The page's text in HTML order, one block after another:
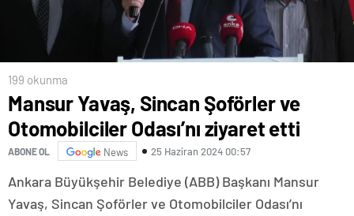
199 okunma
Mansur Yavaş, Sincan Şoförler ve
Otomobilciler Odası’nı ziyaret etti
ABONE OL News 25 Haziran 2024 00:57
Ankara Büyükşehir Belediye (ABB) Başkanı Mansur
Yavaş, Sincan Şoförler ve Otomobilciler Odası’nı